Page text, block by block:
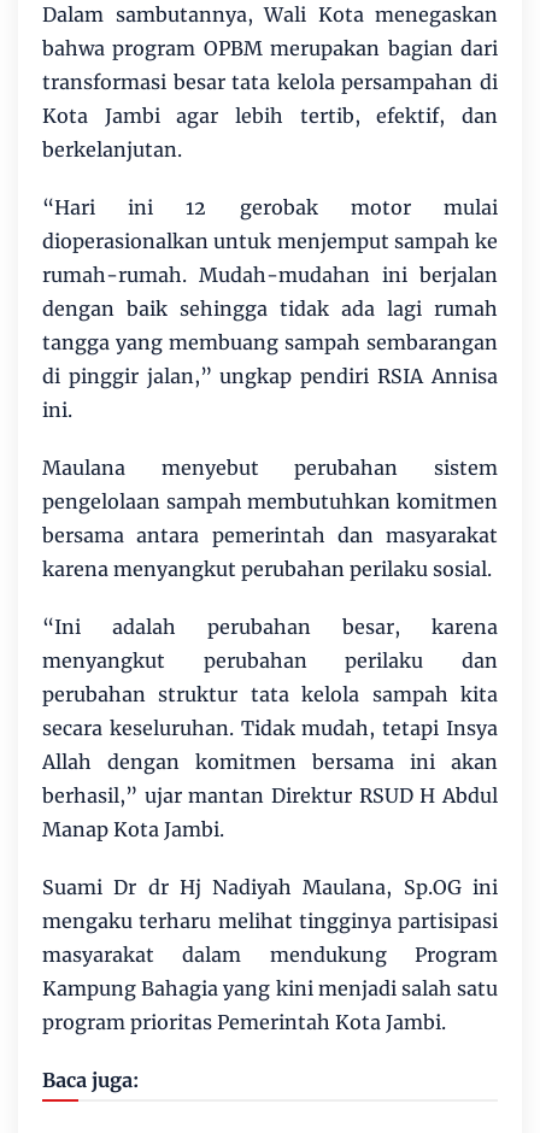
Dalam sambutannya, Wali Kota menegaskan
bahwa program OPBM merupakan bagian dari
transformasi besar tata kelola persampahan di
Kota Jambi agar lebih tertib, efektif, dan
berkelanjutan.
“Hari ini 12 gerobak motor mulai
dioperasionalkan untuk menjemput sampah ke
rumah-rumah. Mudah-mudahan ini berjalan
dengan baik sehingga tidak ada lagi rumah
tangga yang membuang sampah sembarangan
di pinggir jalan,” ungkap pendiri RSIA Annisa
ini.
Maulana menyebut perubahan sistem
pengelolaan sampah membutuhkan komitmen
bersama antara pemerintah dan masyarakat
karena menyangkut perubahan perilaku sosial.
“Ini adalah perubahan besar, karena
menyangkut perubahan perilaku dan
perubahan struktur tata kelola sampah kita
secara keseluruhan. Tidak mudah, tetapi Insya
Allah dengan komitmen bersama ini akan
berhasil,” ujar mantan Direktur RSUD H Abdul
Manap Kota Jambi.
Suami Dr dr Hj Nadiyah Maulana, Sp.OG ini
mengaku terharu melihat tingginya partisipasi
masyarakat dalam mendukung Program
Kampung Bahagia yang kini menjadi salah satu
program prioritas Pemerintah Kota Jambi.
Baca juga: